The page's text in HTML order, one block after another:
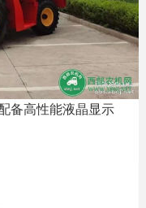
备高性能液晶显示